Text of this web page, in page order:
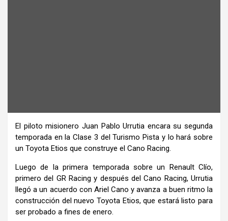
El piloto misionero Juan Pablo Urrutia encara su segunda
temporada en la Clase 3 del Turismo Pista y lo hará sobre
un Toyota Etios que construye el Cano Racing.
Luego de la primera temporada sobre un Renault Clío,
primero del GR Racing y después del Cano Racing, Urrutia
llegó a un acuerdo con Ariel Cano y avanza a buen ritmo la
construcción del nuevo Toyota Etios, que estará listo para
ser probado a fines de enero.